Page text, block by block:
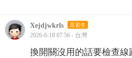
Xejdjwkrls 見習生
2026-6-18 07:56 - 台灣
換開關沒用的話要檢查線